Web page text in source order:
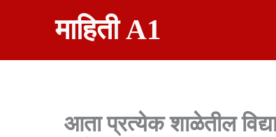
माहिती A1
आता प्रत्येक शाळेतील